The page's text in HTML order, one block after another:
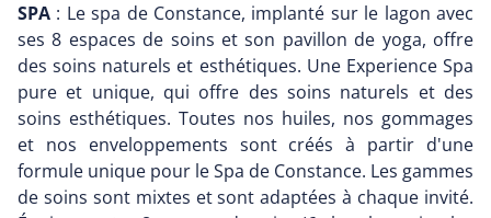
SPA : Le spa de Constance, implanté sur le lagon avec
ses 8 espaces de soins et son pavillon de yoga, offre
des soins naturels et esthétiques. Une Experience Spa
pure et unique, qui offre des soins naturels et des
soins esthétiques. Toutes nos huiles, nos gommages
et nos enveloppements sont créés à partir d'une
formule unique pour le Spa de Constance. Les gammes
de soins sont mixtes et sont adaptées à chaque invité.